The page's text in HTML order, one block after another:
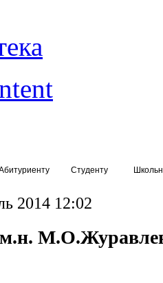
Студенту
2014 12:02